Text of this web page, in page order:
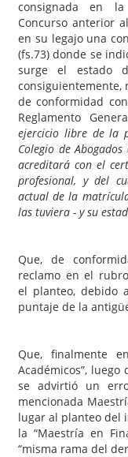
consignada en
Concurso anterior
en su legajo una
(fs.73) donde se
surge el estado
consiguientemente,
de conformidad
Reglamento
ejercicio libre de la
Colegio de
acreditará con el
profesional, y del
actual de la
las tuviera - y su
Que, de
reclamo en el
el planteo, debido
puntaje de la
Que, finalmente
Académicos”,
se advirtió un
mencionada
lugar al planteo del
la “Maestría en
“misma rama del